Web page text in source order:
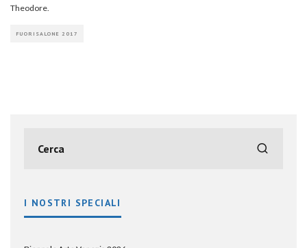
Theodore.
FUORISALONE 2017
I NOSTRI SPECIALI